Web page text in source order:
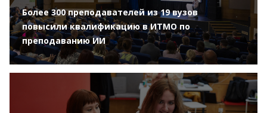
Более 300 преподавателей из 19 вузов
повысили квалификацию в ИТМО по
преподаванию ИИ